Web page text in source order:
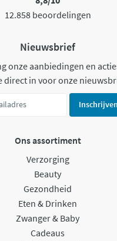
12.858 beoordelingen
Nieuwsbrief
onze aanbiedingen en
direct in voor onze
Inschrijven
Ons assortiment
Verzorging
Beauty
Gezondheid
Eten & Drinken
Zwanger & Baby
Cadeaus